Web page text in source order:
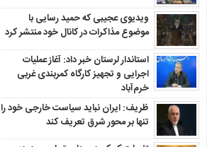
ویدیوی عجیبی که حمید رسایی با
موضوع مذاکرات در کانال خود منتشر کرد
استاندار لرستان خبر داد: آغاز عملیات
اجرایی و تجهیز کارگاه کمربندی غربی
خرم‌آباد
ظریف: ایران نباید سیاست خارجی خود را
تنها بر محور شرق تعریف کند